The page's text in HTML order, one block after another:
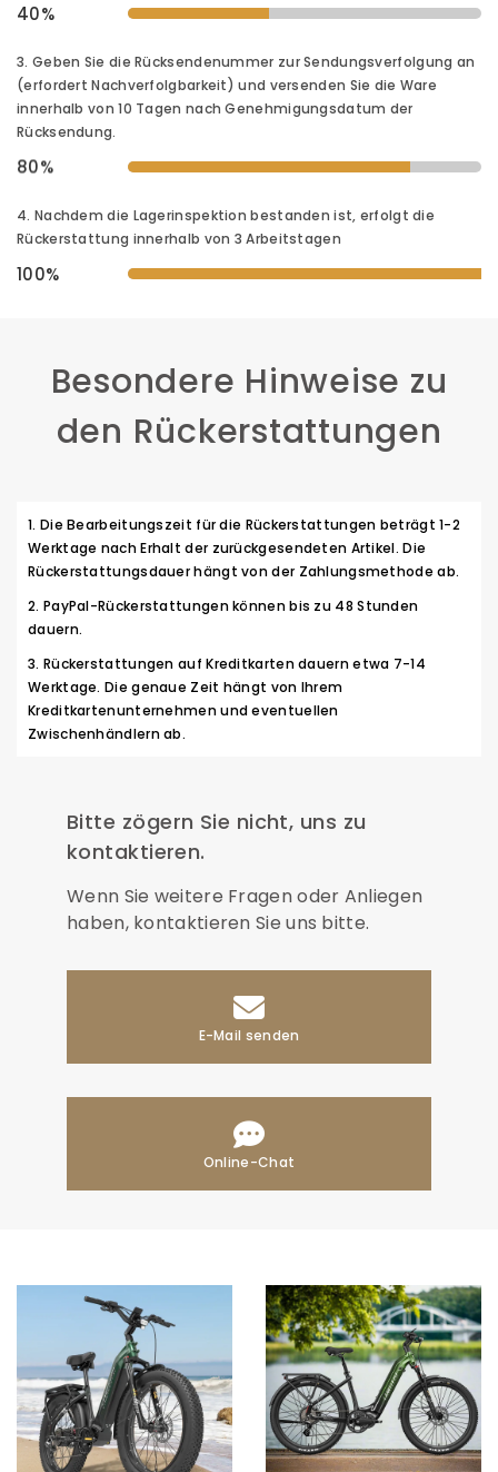
40%
3. Geben Sie die Rücksendenummer zur Sendungsverfolgung an
(erfordert Nachverfolgbarkeit) und versenden Sie die Ware
innerhalb von 10 Tagen nach Genehmigungsdatum der
Rücksendung.
80%
4. Nachdem die Lagerinspektion bestanden ist, erfolgt die
Rückerstattung innerhalb von 3 Arbeitstagen
100%
Besondere Hinweise zu
den Rückerstattungen
Die Bearbeitungszeit für die Rückerstattungen beträgt 1-2
Werktage nach Erhalt der zurückgesendeten Artikel. Die
Rückerstattungsdauer hängt von der Zahlungsmethode ab.
PayPal-Rückerstattungen können bis zu 48 Stunden
dauern.
Rückerstattungen auf Kreditkarten dauern etwa 7-14
Werktage. Die genaue Zeit hängt von Ihrem
Kreditkartenunternehmen und eventuellen
Zwischenhändlern ab.
Bitte zögern Sie nicht, uns zu
kontaktieren.
Wenn Sie weitere Fragen oder Anliegen
haben, kontaktieren Sie uns bitte.
E-Mail senden
Online-Chat